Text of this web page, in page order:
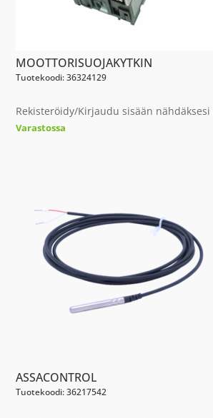
MOOTTORISUOJAKYTKIN
Tuotekoodi: 36324129
Rekisteröidy/Kirjaudu sisään
Varastossa
ASSACONTROL
Tuotekoodi: 36217542